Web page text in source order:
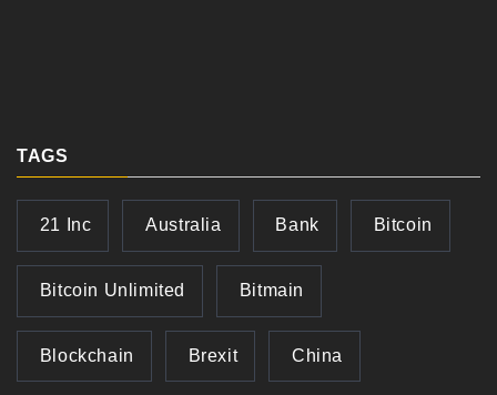
TAGS
21 Inc Australia Bank Bitcoin
Bitcoin Unlimited Bitmain
Blockchain Brexit China